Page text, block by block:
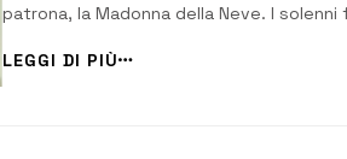
patrona, la Madonna della Neve. ​I
Salvatore Siena. A seguire, in piazza
momenti più significativi dell&...
LEGGI DI PIÙ